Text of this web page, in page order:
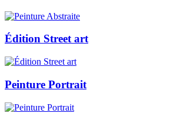
Édition Street art
Peinture Portrait